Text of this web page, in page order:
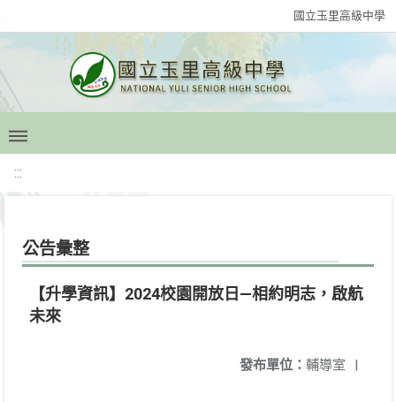
國立玉里高級中學
:::
公告彙整
【升學資訊】2024校園開放日—相約明志，啟航
未來
發布單位： 輔導室 |